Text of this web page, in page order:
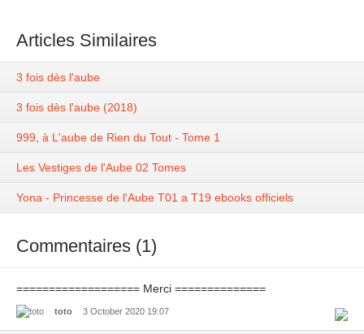
Articles Similaires
3 fois dès l'aube
3 fois dès l'aube (2018)
999, à L'aube de Rien du Tout - Tome 1
Les Vestiges de l'Aube 02 Tomes
Yona - Princesse de l'Aube T01 a T19 ebooks officiels
Commentaires (1)
=================== Merci ==============
toto 3 October 2020 19:07